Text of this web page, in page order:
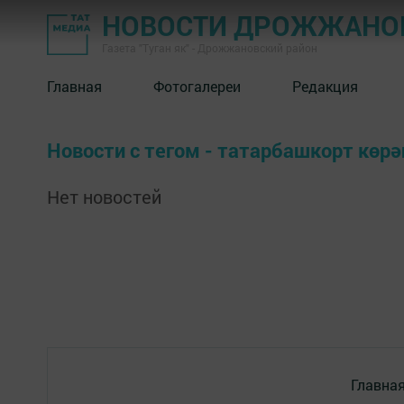
НОВОСТИ
Главная Фотогалереи Редакция
Новости с тегом - татарбашкорт
Нет новостей
Главная